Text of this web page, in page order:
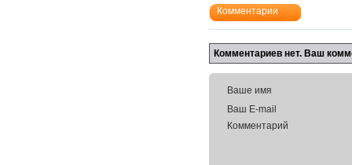
Комментарии
Комментариев нет. Ваш
Ваше имя
Ваш E-mail
Комментарий